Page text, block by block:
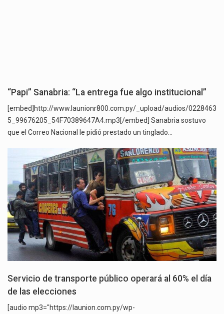
“Papi” Sanabria: “La entrega fue algo institucional”
[embed]http://www.launionr800.com.py/_upload/audios/0228463
5_99676205_54F70389647A4.mp3[/embed] Sanabria sostuvo
que el Correo Nacional le pidió prestado un tinglado…
Servicio de transporte público operará al 60% el día
de las elecciones
[audio mp3="https://launion.com.py/wp-